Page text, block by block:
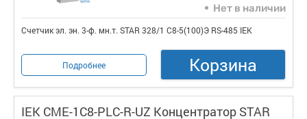
Нет в наличии
Счетчик эл. эн. 3-ф. мн.т. STAR 328/1 С8-5(100)Э RS-485 IEK
Подробнее Корзина
IEK CME-1C8-PLC-R-UZ Концентратор STAR